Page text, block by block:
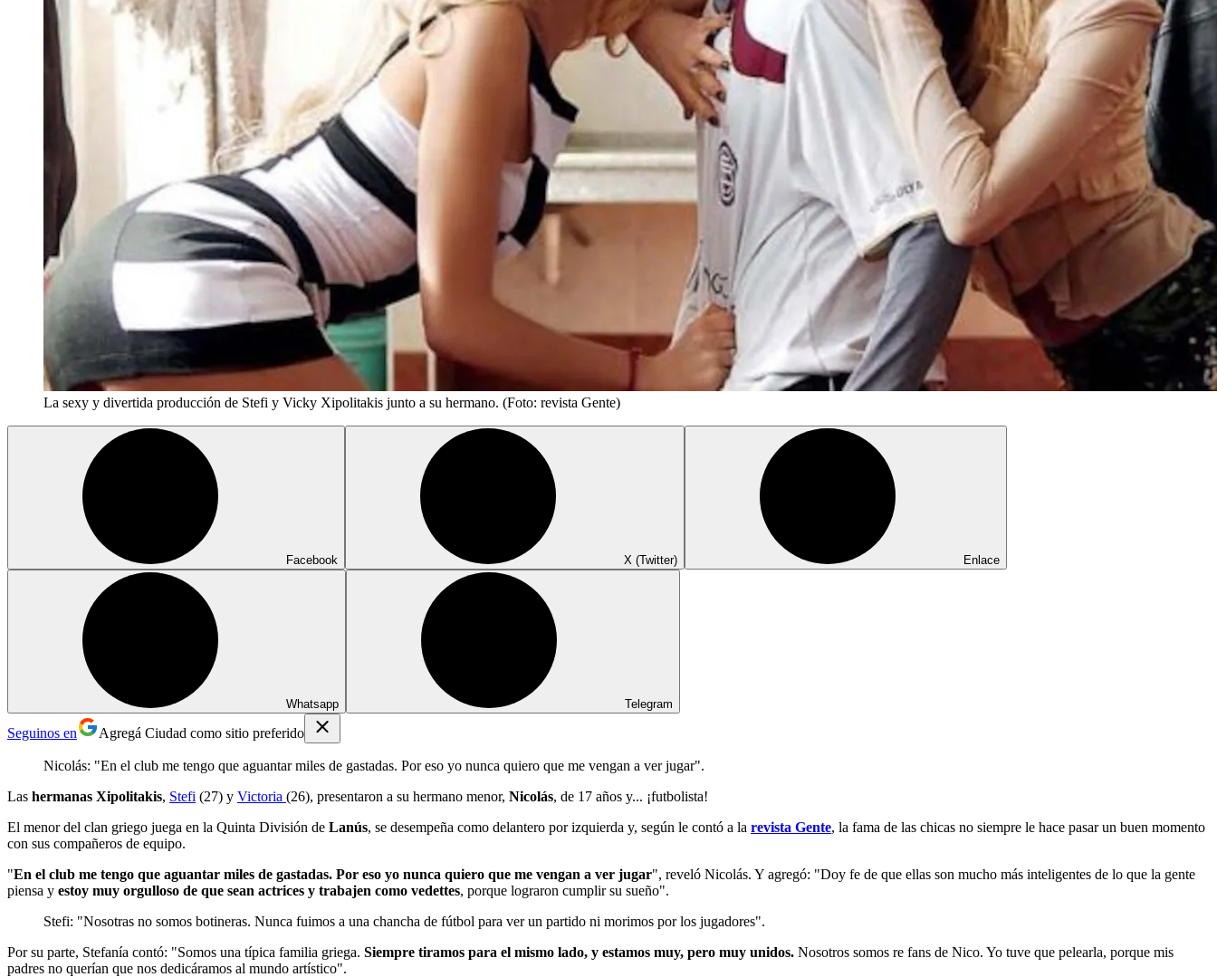
La sexy y divertida producción de Stefi y Vicky Xipolitakis junto a su hermano. (Foto: revista Gente)
Facebook X (Twitter) Enlace
Whatsapp Telegram
Seguinos en Agregá Ciudad como sitio preferido
Nicolás: "En el club me tengo que aguantar miles de gastadas. Por eso yo nunca quiero que me vengan a ver jugar".
Las hermanas Xipolitakis, Stefi (27) y Victoria (26), presentaron a su hermano menor, Nicolás, de 17 años y... ¡futbolista!
El menor del clan griego juega en la Quinta División de Lanús, se desempeña como delantero por izquierda y, según le contó a la revista Gente, la fama de las chicas no siempre le hace pasar un buen momento
con sus compañeros de equipo.
"En el club me tengo que aguantar miles de gastadas. Por eso yo nunca quiero que me vengan a ver jugar", reveló Nicolás. Y agregó: "Doy fe de que ellas son mucho más inteligentes de lo que la gente
piensa y estoy muy orgulloso de que sean actrices y trabajen como vedettes, porque lograron cumplir su sueño".
Stefi: "Nosotras no somos botineras. Nunca fuimos a una chancha de fútbol para ver un partido ni morimos por los jugadores".
Por su parte, Stefanía contó: "Somos una típica familia griega. Siempre tiramos para el mismo lado, y estamos muy, pero muy unidos. Nosotros somos re fans de Nico. Yo tuve que pelearla, porque mis
padres no querían que nos dedicáramos al mundo artístico".